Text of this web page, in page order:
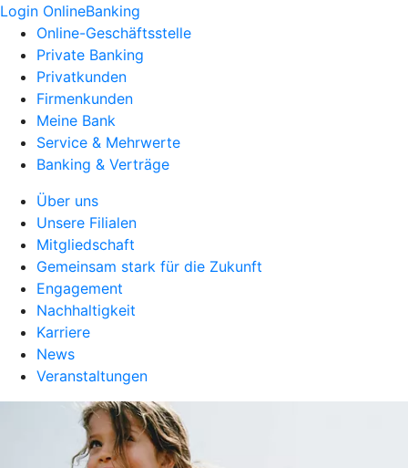
Login OnlineBanking
Online-Geschäftsstelle
Private Banking
Privatkunden
Firmenkunden
Meine Bank
Service & Mehrwerte
Banking & Verträge
Über uns
Unsere Filialen
Mitgliedschaft
Gemeinsam stark für die Zukunft
Engagement
Nachhaltigkeit
Karriere
News
Veranstaltungen